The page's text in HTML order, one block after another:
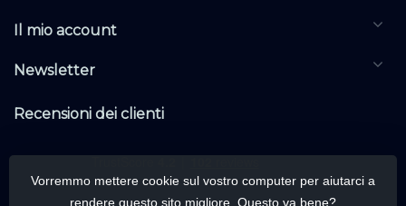
Il mio account
Newsletter
Recensioni dei clienti
Vorremmo mettere cookie sul vostro computer per aiutarci a
rendere questo sito migliore. Questo va bene?